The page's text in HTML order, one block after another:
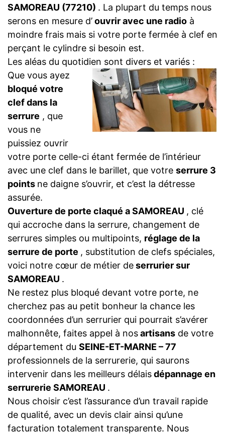
SAMOREAU (77210) . La plupart du temps nous
serons en mesure d’ouvrir avec une radio à
moindre frais mais si votre porte fermée à clef en
perçant le cylindre si besoin est.
Les aléas du quotidien sont divers et variés :
Que vous ayez
bloqué votre
clef dans la
serrure , que
vous ne
puissiez ouvrir
votre porte celle-ci étant fermée de l’intérieur
avec une clef dans le barillet, que votre serrure 3
points ne daigne s’ouvrir, et c’est la détresse
assurée.
Ouverture de porte claqué a SAMOREAU , clé
qui accroche dans la serrure, changement de
serrures simples ou multipoints, réglage de la
serrure de porte , substitution de clefs spéciales,
voici notre cœur de métier deserrurier sur
SAMOREAU .
Ne restez plus bloqué devant votre porte, ne
cherchez pas au petit bonheur la chance les
coordonnées d’un serrurier qui pourrait s’avérer
malhonnête, faites appel à nosartisans de votre
département du SEINE-ET-MARNE – 77
professionnels de la serrurerie, qui saurons
intervenir dans les meilleurs délaisdépannage en
serrurerie SAMOREAU .
Nous choisir c’est l’assurance d’un travail rapide
de qualité, avec un devis clair ainsi qu’une
facturation totalement transparente. Nous